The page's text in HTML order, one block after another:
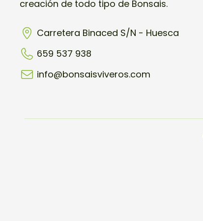
creación de todo tipo de Bonsais.
Carretera Binaced S/N - Huesca
659 537 938
info@bonsaisviveros.com